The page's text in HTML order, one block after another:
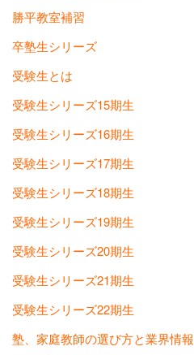
勝平教室補習
卒塾生シリーズ
受験生とは
受験生シリーズ15期生
受験生シリーズ16期生
受験生シリーズ17期生
受験生シリーズ18期生
受験生シリーズ19期生
受験生シリーズ20期生
受験生シリーズ21期生
受験生シリーズ22期生
塾、家庭教師の選び方と業界情報